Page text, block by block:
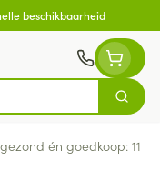
beschikbaarheid
Zoek
én goedkoop: 11